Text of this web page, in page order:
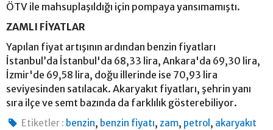
ÖTV ile mahsuplaşıldığı için pompaya yansımamıştı.
ZAMLI FİYATLAR
Yapılan fiyat artışının ardından benzin fiyatları
İstanbul’da İstanbul'da 68,33 lira, Ankara'da 69,30 lira,
İzmir'de 69,58 lira, doğu illerinde ise 70,93 lira
seviyesinden satılacak. Akaryakıt fiyatları, şehrin yanı
sıra ilçe ve semt bazında da farklılık gösterebiliyor.
Etiketler : benzin, benzin fiyatı,zam, petrol , akaryakıt